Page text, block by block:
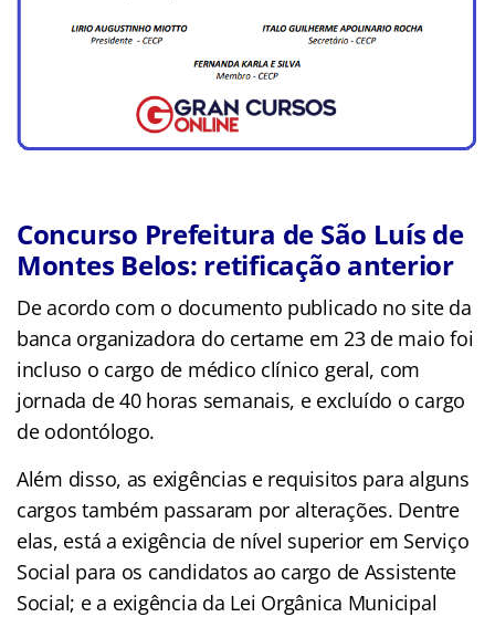
Concurso Prefeitura de São Luís de
Montes Belos: retificação anterior
De acordo com o documento publicado no site da
banca organizadora do certame em 23 de maio foi
incluso o cargo de médico clínico geral, com
jornada de 40 horas semanais, e excluído o cargo
de odontólogo.
Além disso, as exigências e requisitos para alguns
cargos também passaram por alterações. Dentre
elas, está a exigência de nível superior em Serviço
Social para os candidatos ao cargo de Assistente
Social; e a exigência da Lei Orgânica Municipal